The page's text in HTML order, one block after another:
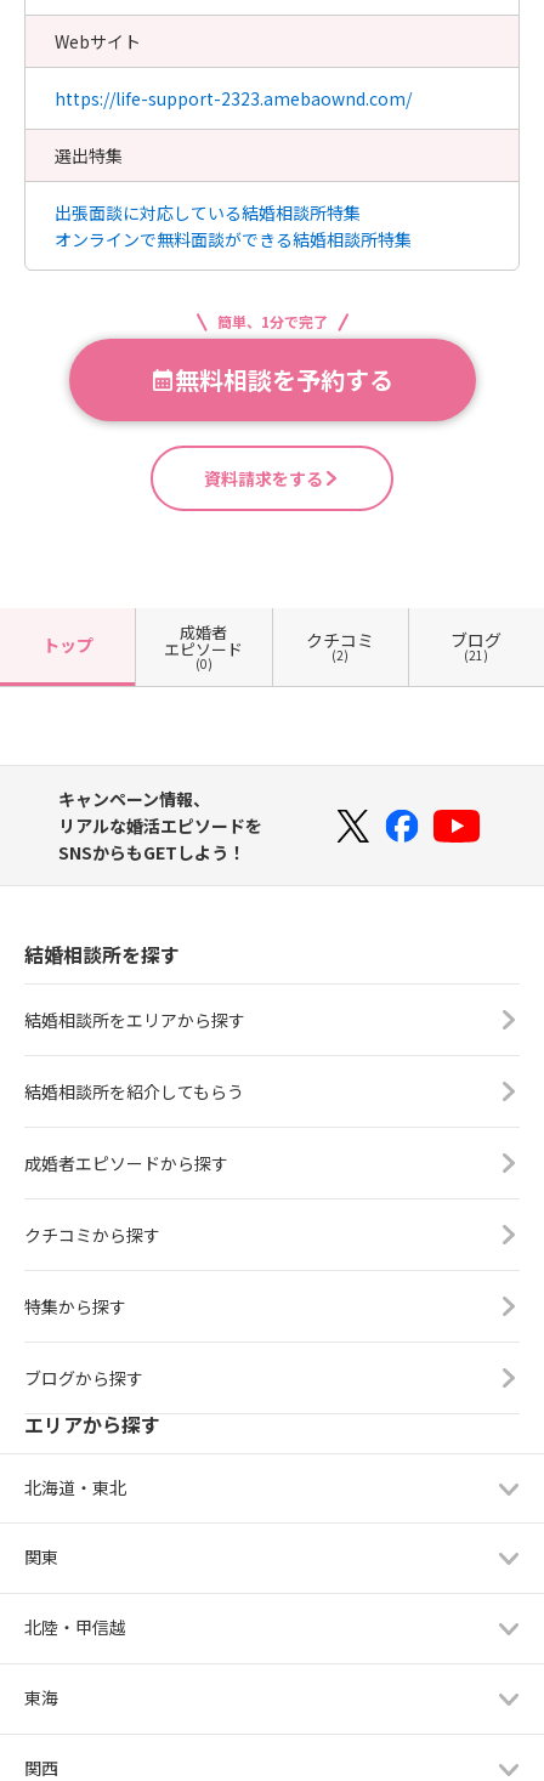
Webサイト
https://life-support-2323.amebaownd.com/
選出特集
出張面談に対応している結婚相談所特集
オンラインで無料面談ができる結婚相談所特集
簡単、1分で完了
無料相談を予約する
資料請求をする
トップ
成婚者
エピソード
(0)
クチコミ
(2)
ブログ
(21)
キャンペーン情報、
リアルな婚活エピソードを
SNSからもGETしよう！
結婚相談所を探す
結婚相談所をエリアから探す
結婚相談所を紹介してもらう
成婚者エピソードから探す
クチコミから探す
特集から探す
ブログから探す
エリアから探す
北海道・東北
関東
北陸・甲信越
東海
関西